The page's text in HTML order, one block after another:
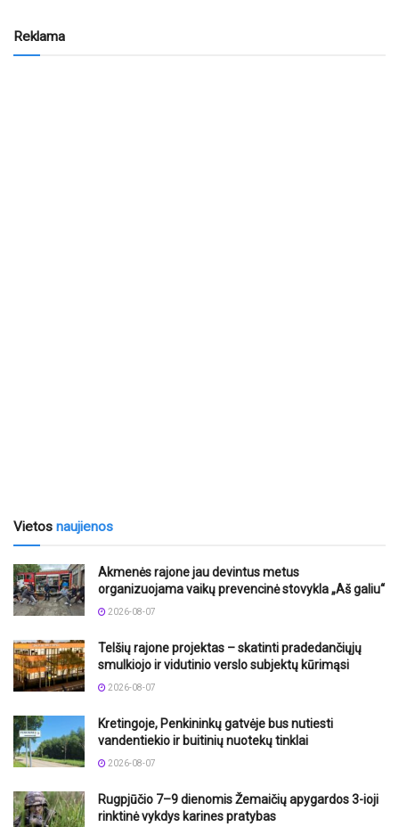
Reklama
Vietos naujienos
Akmenės rajone jau devintus metus
organizuojama vaikų prevencinė stovykla „Aš galiu“
2026-08-07
Telšių rajone projektas – skatinti pradedančiųjų
smulkiojo ir vidutinio verslo subjektų kūrimąsi
2026-08-07
Kretingoje, Penkininkų gatvėje bus nutiesti
vandentiekio ir buitinių nuotekų tinklai
2026-08-07
Rugpjūčio 7–9 dienomis Žemaičių apygardos 3-ioji
rinktinė vykdys karines pratybas